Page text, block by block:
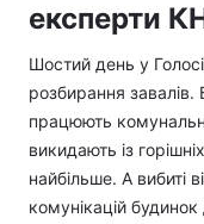
експерти
Шостий день у
розбирання завалів.
працюють
викидають із
найбільше. А вибиті
комунікацій